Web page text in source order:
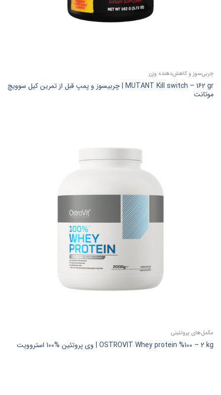
چربی‌سوز و کاهش‌دهنده وزن
MUTANT Kill switch – 162 gr | چربیسوز و پمپ قبل از تمرین کیل سوویچ
موتانت
مکمل‌های پروتئینی
OSTROVIT Whey protein %100 – 2 kg | وی پروتئین %100 استروویت